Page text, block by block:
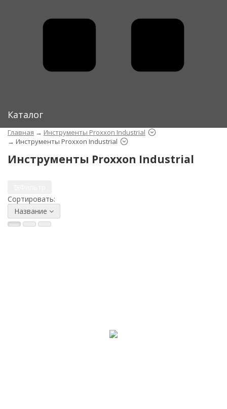
Каталог
Главная → Инструменты Proxxon Industrial
→ Инструменты Proxxon Industrial
Инструменты Proxxon Industrial
Сортировать:
Название